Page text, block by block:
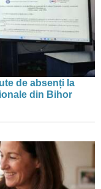
de absenți la
din Bihor